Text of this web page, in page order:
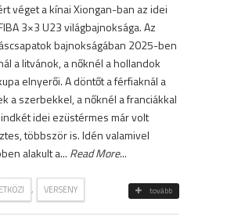
véget a kínai Xiongan-ban az idei
3×3 U23 világbajnoksága. Az
bajnokságában 2025-ben
a litvánok, a nőknél a hollandok
elnyerői. A döntőt a férfiaknál a
a szerbekkel, a nőknél a franciákkal
idei ezüstérmes már volt
többször is. Idén valamivel
alakult a... Read More...
, VERSENY tovább